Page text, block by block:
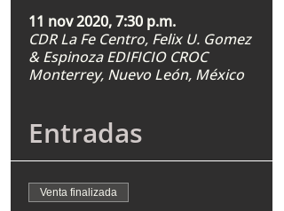
11 nov 2020, 7:30 p.m.
CDR La Fe Centro, Felix U. Gomez
& Espinoza EDIFICIO CROC
Monterrey, Nuevo León, México
Entradas
Venta finalizada